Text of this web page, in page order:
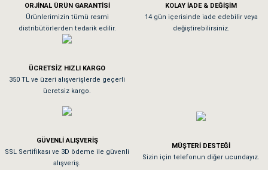
As**** Tu******
Tavşanım kafesinin kalitesine ve paketlemesine bayıldım
Sa**** On******
Kedilerim beğeniyorlar. Memnunuz. Uygun fiyatta olması iyi.
ORJİNAL ÜRÜN GARANTİSİ
Ürünlerimizin tümü resmi
distribütörlerden tedarik edilir.
KOLAY İADE & DEĞİŞİM
14 gün içerisinde iade edebilir veya
değiştirebilirsiniz.
ÜCRETSİZ HIZLI KARGO
350 TL ve üzeri alışverişlerde geçerli
ücretsiz kargo.
GÜVENLİ ALIŞVERİŞ
SSL Sertifikası ve 3D ödeme ile güvenli
alışveriş.
MÜŞTERİ DESTEĞİ
Sizin için telefonun diğer ucundayız.